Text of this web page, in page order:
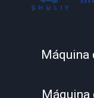
Máquina
Máquina